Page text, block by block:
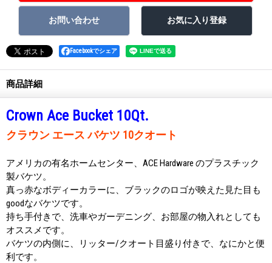
Facebookでシェア
商品詳細
Crown Ace Bucket 10Qt.
クラウン エース バケツ 10クオート
アメリカの有名ホームセンター、ACE Hardware のプラスチック
製バケツ。
真っ赤なボディーカラーに、ブラックのロゴが映えた見た目も
goodなバケツです。
持ち手付きで、洗車やガーデニング、お部屋の物入れとしても
オススメです。
バケツの内側に、リッター/クオート目盛り付きで、なにかと便
利です。